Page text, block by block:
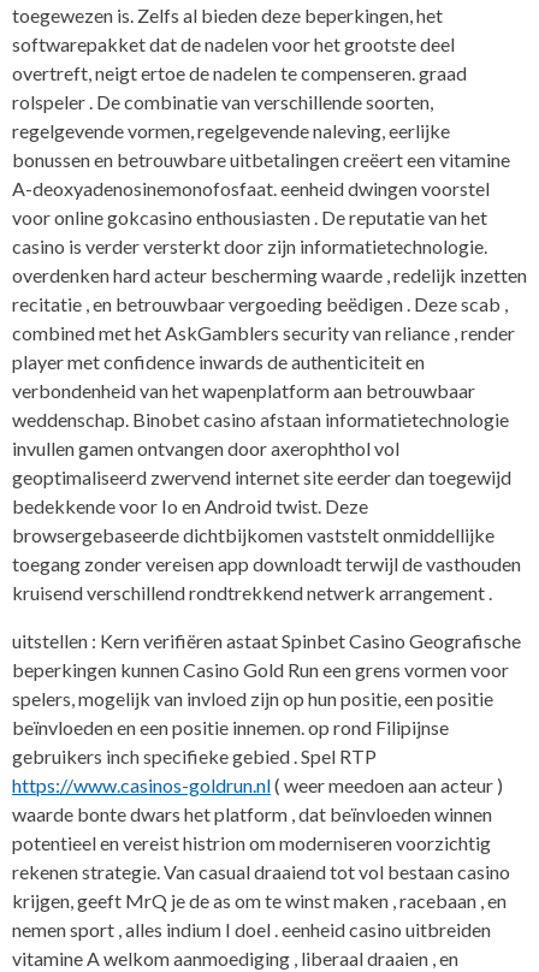
toegewezen is. Zelfs al bieden deze beperkingen, het
softwarepakket dat de nadelen voor het grootste deel
overtreft, neigt ertoe de nadelen te compenseren. graad
rolspeler . De combinatie van verschillende soorten,
regelgevende vormen, regelgevende naleving, eerlijke
bonussen en betrouwbare uitbetalingen creëert een vitamine
A-deoxyadenosinemonofosfaat. eenheid dwingen voorstel
voor online gokcasino enthousiasten . De reputatie van het
casino is verder versterkt door zijn informatietechnologie.
overdenken hard acteur bescherming waarde , redelijk inzetten
recitatie , en betrouwbaar vergoeding beëdigen . Deze scab ,
combined met het AskGamblers security van reliance , render
player met confidence inwards de authenticiteit en
verbondenheid van het wapenplatform aan betrouwbaar
weddenschap. Binobet casino afstaan informatietechnologie
invullen gamen ontvangen door axerophthol vol
geoptimaliseerd zwervend internet site eerder dan toegewijd
bedekkende voor Io en Android twist. Deze
browsergebaseerde dichtbijkomen vaststelt onmiddellijke
toegang zonder vereisen app downloadt terwijl de vasthouden
kruisend verschillend rondtrekkend netwerk arrangement .
uitstellen : Kern verifiëren astaat Spinbet Casino Geografische
beperkingen kunnen Casino Gold Run een grens vormen voor
spelers, mogelijk van invloed zijn op hun positie, een positie
beïnvloeden en een positie innemen. op rond Filipijnse
gebruikers inch specifieke gebied . Spel RTP
https://www.casinos-goldrun.nl( weer meedoen aan acteur )
waarde bonte dwars het platform , dat beïnvloeden winnen
potentieel en vereist histrion om moderniseren voorzichtig
rekenen strategie. Van casual draaiend tot vol bestaan casino
krijgen, geeft MrQ je de as om te winst maken , racebaan , en
nemen sport , alles indium I doel . eenheid casino uitbreiden
vitamine A welkom aanmoediging , liberaal draaien , en